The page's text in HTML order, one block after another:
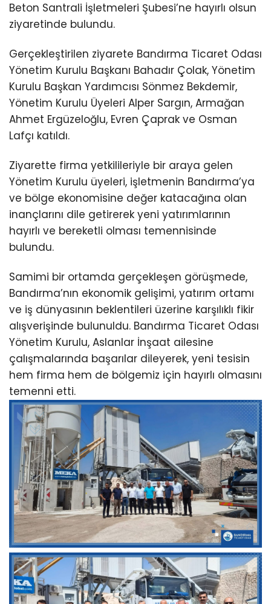
Beton Santrali İşletmeleri Şubesi’ne hayırlı olsun
ziyaretinde bulundu.
Gerçekleştirilen ziyarete Bandırma Ticaret Odası
Yönetim Kurulu Başkanı Bahadır Çolak, Yönetim
Kurulu Başkan Yardımcısı Sönmez Bekdemir,
Yönetim Kurulu Üyeleri Alper Sargın, Armağan
Ahmet Ergüzeloğlu, Evren Çaprak ve Osman
Lafçı katıldı.
Ziyarette firma yetkilileriyle bir araya gelen
Yönetim Kurulu üyeleri, işletmenin Bandırma’ya
ve bölge ekonomisine değer katacağına olan
inançlarını dile getirerek yeni yatırımlarının
hayırlı ve bereketli olması temennisinde
bulundu.
Samimi bir ortamda gerçekleşen görüşmede,
Bandırma’nın ekonomik gelişimi, yatırım ortamı
ve iş dünyasının beklentileri üzerine karşılıklı fikir
alışverişinde bulunuldu. Bandırma Ticaret Odası
Yönetim Kurulu, Aslanlar İnşaat ailesine
çalışmalarında başarılar dileyerek, yeni tesisin
hem firma hem de bölgemiz için hayırlı olmasını
temenni etti.